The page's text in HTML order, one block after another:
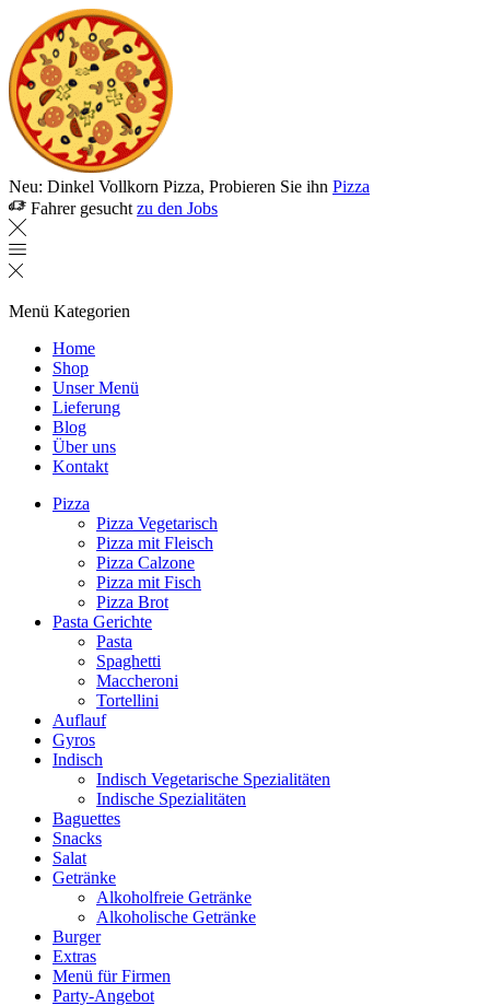
Neu: Dinkel Vollkorn Pizza, Probieren Sie ihn Pizza
Fahrer gesucht zu den Jobs
Menü Kategorien
Home
Shop
Unser Menü
Lieferung
Blog
Über uns
Kontakt
Pizza
Pizza Vegetarisch
Pizza mit Fleisch
Pizza Calzone
Pizza mit Fisch
Pizza Brot
Pasta Gerichte
Pasta
Spaghetti
Maccheroni
Tortellini
Auflauf
Gyros
Indisch
Indisch Vegetarische Spezialitäten
Indische Spezialitäten
Baguettes
Snacks
Salat
Getränke
Alkoholfreie Getränke
Alkoholische Getränke
Burger
Extras
Menü für Firmen
Party-Angebot